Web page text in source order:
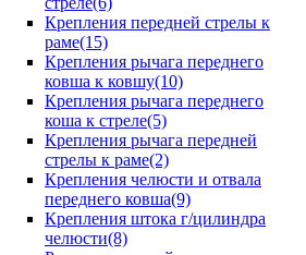
Крепления передней стрелы к
раме(15)
Крепления рычага переднего
ковша к ковшу(10)
Крепления рычага переднего
коша к стреле(5)
Крепления рычага передней
стрелы к раме(2)
Крепления челюсти и отвала
переднего ковша(9)
Крепления штока г/цилиндра
челюсти(8)